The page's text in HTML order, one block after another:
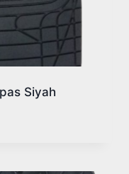
Siyah